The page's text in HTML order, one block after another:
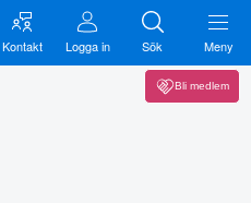
Kontakt Logga in Sök Meny
Bli medlem